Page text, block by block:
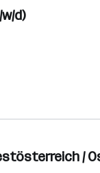
d)
/